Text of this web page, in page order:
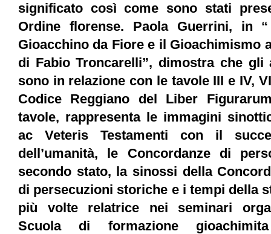
significato così come sono stati
Ordine florense. Paola Guerrini, in
Gioacchino da Fiore e il Gioachimismo
di Fabio Troncarelli”, dimostra che gli
sono in relazione con le tavole III e IV,
Codice Reggiano del Liber
tavole, rappresenta le immagini
ac Veteris Testamenti con il
dell’umanità, le Concordanze di
secondo stato, la sinossi della
di persecuzioni storiche e i tempi della
più volte relatrice nei seminari
Scuola di formazione